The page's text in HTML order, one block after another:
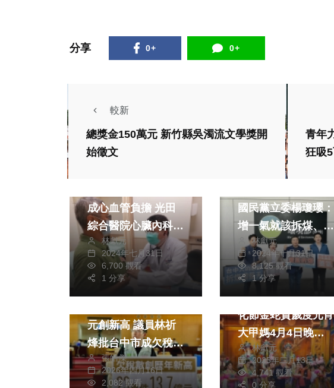
分享 0+ 0+
較新
總獎金150萬元 新竹縣吳濁流文學獎開
始徵文
青年
狂吸
成心血管負擔 光田
綜合醫院心臟內科吳
星輝醫師建議中高齡
民眾以和緩心肺運動
取代
林獻元
2024年七月31日
6,700 觀看
1 分享
生活
國民黨立委楊瓊瓔：
增一氣就該拆煤、絕
不允許最大火力電廠
出現
林獻元
2024年十月31日
8,125 觀看
1 分享
元創新高 議員林祈
烽批台中市成欠稅天
堂 張皓傑
2026年四月16日
2,082 觀看
政治 藝文
台中媽祖國際觀光文
化節金蛇賀歲度元宵
大甲媽4月4日晚上
遶境起駕
林獻元
2025年二月13日
4,741 觀看
0 分享